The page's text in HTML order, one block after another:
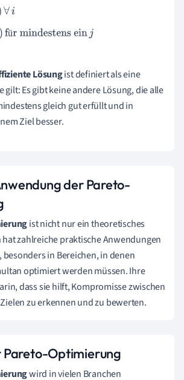
ü einj
Lösungist definiert als eine
gilt: Es gibt keine andere Lösung, die alle
gleich gut erfüllt und in
Ziel besser.
der Pareto-
ist nicht nur ein theoretisches
zahlreiche praktische Anwendungen
besonders in Bereichen, in denen
optimiert werden müssen. Ihre
dass sie hilft, Kompromisse zwischen
zu erkennen und zu bewerten.
Pareto-Optimierung
wird in vielen Branchen